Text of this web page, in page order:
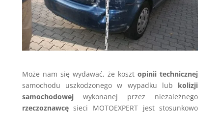
Może nam się wydawać, że kosztopinii technicznej
samochodu uszkodzonego w wypadku lub kolizji
samochodowejwykonanej przez niezależnego
rzeczoznawcęsieci MOTOEXPERT jest stosunkowo